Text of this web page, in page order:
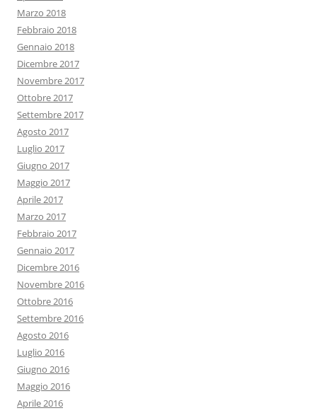
Marzo 2018
Febbraio 2018
Gennaio 2018
Dicembre 2017
Novembre 2017
Ottobre 2017
Settembre 2017
Agosto 2017
Luglio 2017
Giugno 2017
Maggio 2017
Aprile 2017
Marzo 2017
Febbraio 2017
Gennaio 2017
Dicembre 2016
Novembre 2016
Ottobre 2016
Settembre 2016
Agosto 2016
Luglio 2016
Giugno 2016
Maggio 2016
Aprile 2016